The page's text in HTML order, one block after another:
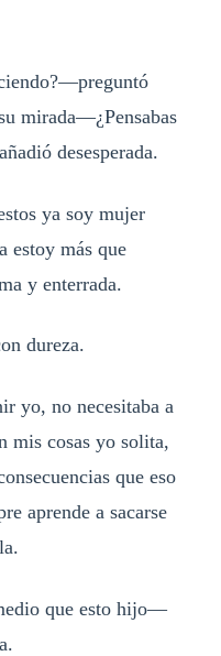
mirada—¿Pensabas
desesperada.
ya soy mujer
estoy más que
y enterrada.
dureza.
no necesitaba a
mis cosas yo solita,
que eso
aprende a sacarse
que esto hijo—